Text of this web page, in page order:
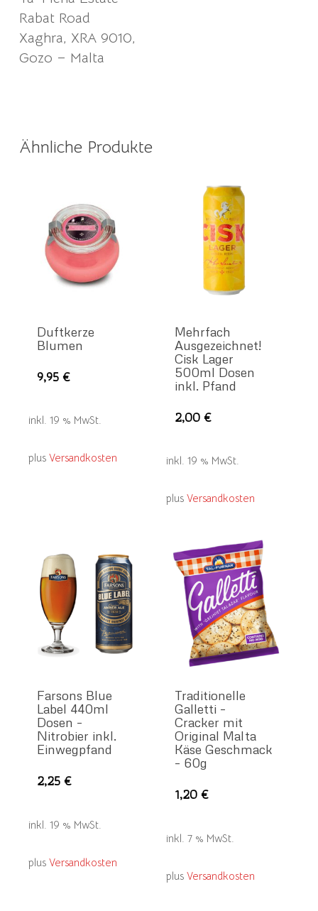
Rabat Road
Xaghra, XRA 9010,
Gozo – Malta
Ähnliche Produkte
Duftkerze
Blumen
9,95€
inkl. 19 % MwSt.
plus Versandkosten
Mehrfach
Ausgezeichnet!
Cisk Lager
500ml Dosen
inkl. Pfand
2,00€
inkl. 19 % MwSt.
plusVersandkosten
Farsons Blue
Label 440ml
Dosen –
Nitrobier inkl.
Einwegpfand
2,25€
inkl. 19 % MwSt.
plus Versandkosten
Traditionelle
Galletti –
Cracker mit
Original Malta
Käse Geschmack
– 60g
1,20€
inkl. 7 % MwSt.
plusVersandkosten